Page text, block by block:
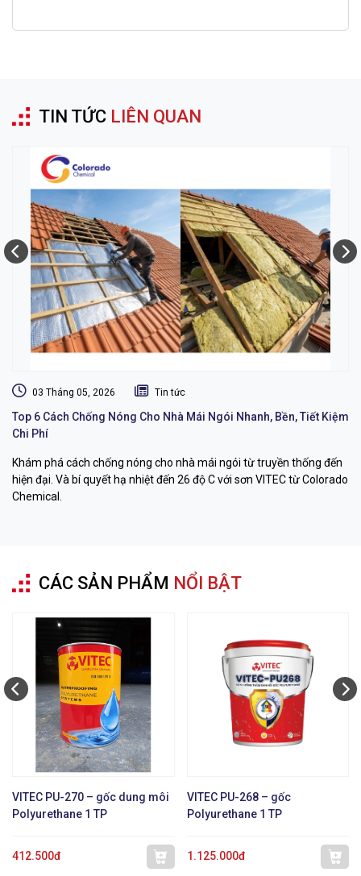
TIN TỨC LIÊN QUAN
03 Tháng 05, 2026 Tin tức
Top 6 Cách Chống Nóng Cho Nhà Mái Ngói Nhanh, Bền, Tiết Kiệm
Chi Phí
Khám phá cách chống nóng cho nhà mái ngói từ truyền thống đến
hiện đại. Và bí quyết hạ nhiệt đến 26 độ C với sơn VITEC từ Colorado
Chemical.
CÁC SẢN PHẨM NỔI BẬT
VITEC PU-270 – gốc dung môi
Polyurethane 1 TP
412.500đ
VITEC PU-268 – gốc
Polyurethane 1 TP
1.125.000đ